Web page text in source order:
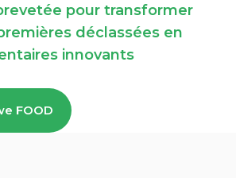
pour transformer
déclassées en
innovants
FOOD